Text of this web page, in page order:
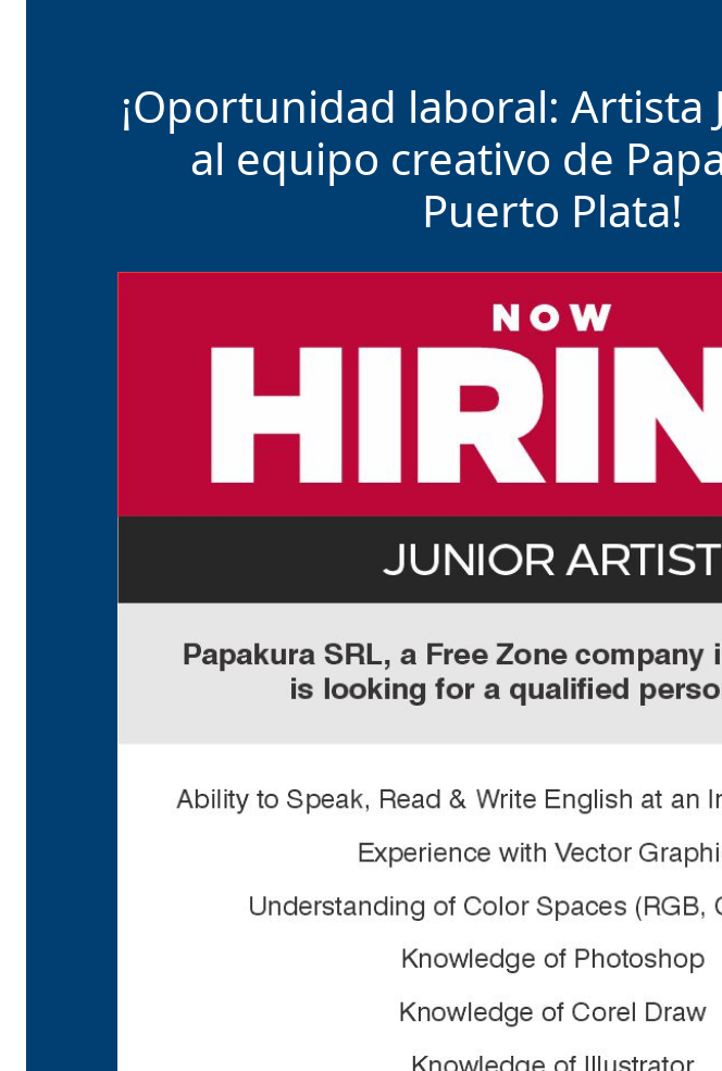
¡Oportunidad laboral: Artista
al equipo creativo de
Puerto Plata!